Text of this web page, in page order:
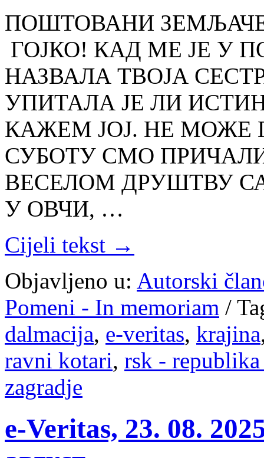
ПОШТОВАНИ
ГОЈКО! КАД МЕ ЈЕ У
НАЗВАЛА ТВОЈА
УПИТАЛА ЈЕ ЛИ
КАЖЕМ ЈОЈ. НЕ МОЖЕ
СУБОТУ СМО
ВЕСЕЛОМ ДРУШТВУ
У ОВЧИ, …
Cijeli tekst →
Objavljeno u: Autorski
Pomeni - In memoriam /
dalmacija, e-veritas, krajina
ravni kotari, rsk -
zagradje
e-Veritas, 23. 08.